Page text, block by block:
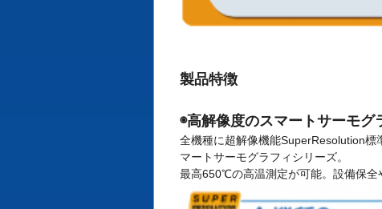
製品特徴
◉高解像度のスマートサーモグ
全機種に超解像機能SuperResolution
マートサーモグラフィシリーズ。
最高650℃の高温測定が可能。設備保全